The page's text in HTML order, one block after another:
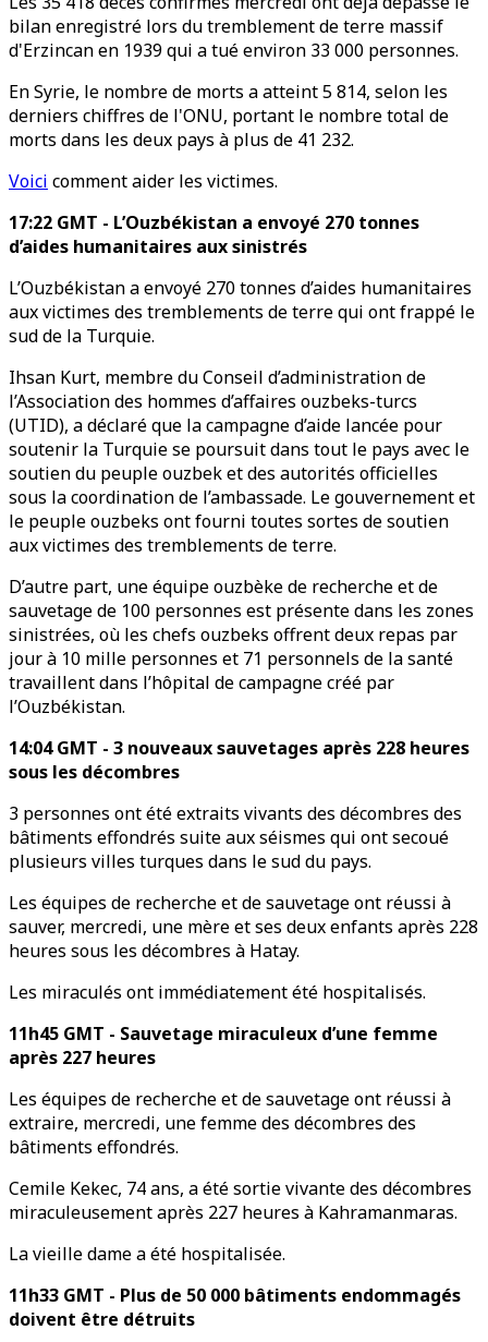
bilan enregistré lors du tremblement de terre massif
d'Erzincan en 1939 qui a tué environ 33 000 personnes.
En Syrie, le nombre de morts a atteint 5 814, selon les
derniers chiffres de l'ONU, portant le nombre total de
morts dans les deux pays à plus de 41 232.
Voici comment aider les victimes.
17:22 GMT - L’Ouzbékistan a envoyé 270 tonnes
d’aides humanitaires aux sinistrés
L’Ouzbékistan a envoyé 270 tonnes d’aides humanitaires
aux victimes des tremblements de terre qui ont frappé le
sud de la Turquie.
Ihsan Kurt, membre du Conseil d’administration de
l’Association des hommes d’affaires ouzbeks-turcs
(UTID), a déclaré que la campagne d’aide lancée pour
soutenir la Turquie se poursuit dans tout le pays avec le
soutien du peuple ouzbek et des autorités officielles
sous la coordination de l’ambassade. Le gouvernement et
le peuple ouzbeks ont fourni toutes sortes de soutien
aux victimes des tremblements de terre.
D’autre part, une équipe ouzbèke de recherche et de
sauvetage de 100 personnes est présente dans les zones
sinistrées, où les chefs ouzbeks offrent deux repas par
jour à 10 mille personnes et 71 personnels de la santé
travaillent dans l’hôpital de campagne créé par
l’Ouzbékistan.
14:04 GMT - 3 nouveaux sauvetages après 228 heures
sous les décombres
3 personnes ont été extraits vivants des décombres des
bâtiments effondrés suite aux séismes qui ont secoué
plusieurs villes turques dans le sud du pays.
Les équipes de recherche et de sauvetage ont réussi à
sauver, mercredi, une mère et ses deux enfants après 228
heures sous les décombres à Hatay.
Les miraculés ont immédiatement été hospitalisés.
11h45 GMT - Sauvetage miraculeux d’une femme
après 227 heures
Les équipes de recherche et de sauvetage ont réussi à
extraire, mercredi, une femme des décombres des
bâtiments effondrés.
Cemile Kekec, 74 ans, a été sortie vivante des décombres
miraculeusement après 227 heures à Kahramanmaras.
La vieille dame a été hospitalisée.
11h33 GMT - Plus de 50 000 bâtiments endommagés
doivent être détruits